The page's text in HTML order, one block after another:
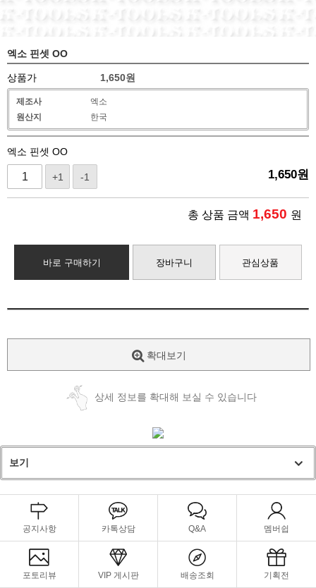
엑소 핀셋 OO
상품가 1,650원
제조사
엑소
원산지
한국
엑소 핀셋 OO
+1 -1 1,650원
총 상품 금액 1,650 원
바로 구매하기 장바구니 관심상품
확대보기
상세 정보를 확대해 보실 수 있습니다
보기
공지사항 카톡상담 Q&A 멤버쉽
포토리뷰 VIP 게시판 배송조회 기획전